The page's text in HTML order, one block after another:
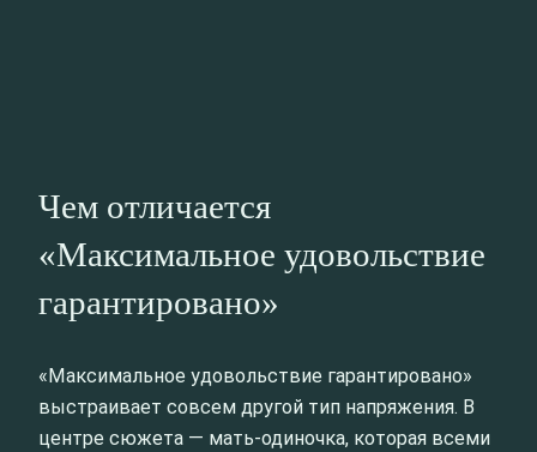
Чем отличается
«Максимальное удовольствие
гарантировано»
«Максимальное удовольствие гарантировано»
выстраивает совсем другой тип напряжения. В
центре сюжета — мать‑одиночка, которая всеми